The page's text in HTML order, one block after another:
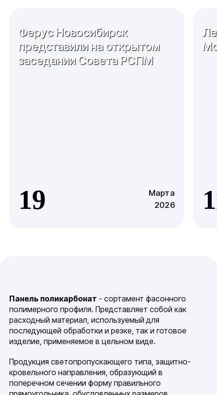
Ферус Новосибирск
представили на открытом
заседании Совета РСПМ
19
Марта
2026
Панель поликарбонат - сортамент фасонного
полимерного профиля. Представляет собой как
расходный материал, используемый для
последующей обработки и резке, так и готовое
изделие, применяемое в цельном виде.
Продукция светопропускающего типа, защитно-
кровельного направления, образующий в
поперечном сечении форму правильного